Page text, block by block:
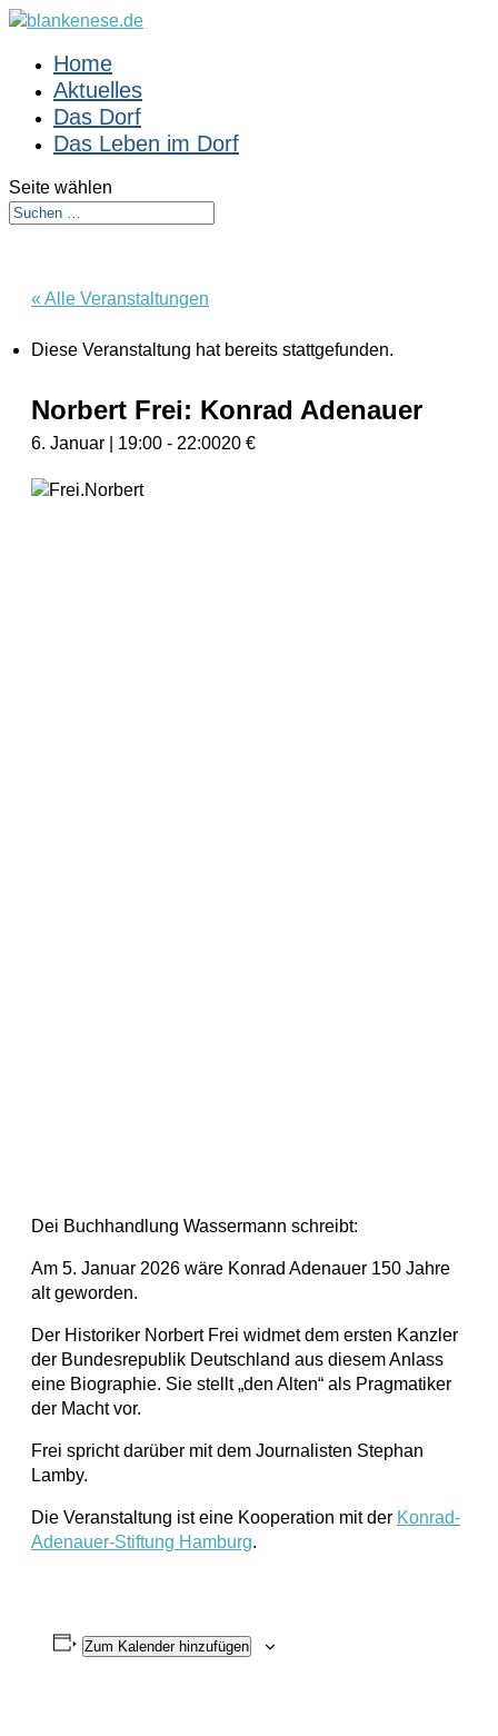
Home
Aktuelles
Das Dorf
Das Leben im Dorf
Seite wählen
« Alle Veranstaltungen
Diese Veranstaltung hat bereits stattgefunden.
Norbert Frei: Konrad Adenauer
6. Januar | 19:00 - 22:0020 €
Dei Buchhandlung Wassermann schreibt:
Am 5. Januar 2026 wäre Konrad Adenauer 150 Jahre
alt geworden.
Der Historiker Norbert Frei widmet dem ersten Kanzler
der Bundesrepublik Deutschland aus diesem Anlass
eine Biographie. Sie stellt „den Alten“ als Pragmatiker
der Macht vor.
Frei spricht darüber mit dem Journalisten Stephan
Lamby.
Die Veranstaltung ist eine Kooperation mit der Konrad-
Adenauer-Stiftung Hamburg.
Zum Kalender hinzufügen